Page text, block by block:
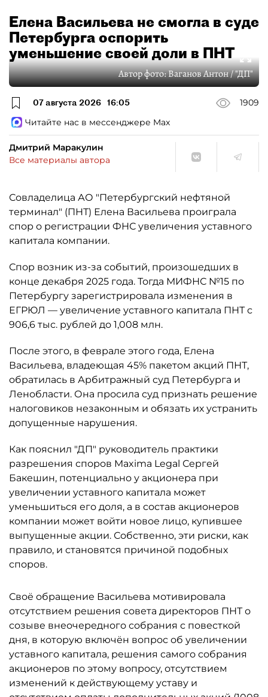
Елена Васильева не смогла в суде
Петербурга оспорить
уменьшение своей доли в ПНТ
Автор фото:Ваганов Антон / "ДП"
07 августа 2026 16:05
1909
Читайте нас в мессенджере Max
Дмитрий Маракулин
Все материалы автора
Совладелица АО "Петербургский нефтяной
терминал" (ПНТ) Елена Васильева проиграла
спор о регистрации ФНС увеличения уставного
капитала компании.
Спор возник из-за событий, произошедших в
конце декабря 2025 года. Тогда МИФНС №15 по
Петербургу зарегистрировала изменения в
ЕГРЮЛ — увеличение уставного капитала ПНТ с
906,6 тыс. рублей до 1,008 млн.
После этого, в феврале этого года, Елена
Васильева, владеющая 45% пакетом акций ПНТ,
обратилась в Арбитражный суд Петербурга и
Ленобласти. Она просила суд признать решение
налоговиков незаконным и обязать их устранить
допущенные нарушения.
Как пояснил "ДП" руководитель практики
разрешения споров Maxima Legal Сергей
Бакешин, потенциально у акционера при
увеличении уставного капитала может
уменьшиться его доля, а в состав акционеров
компании может войти новое лицо, купившее
выпущенные акции. Собственно, эти риски, как
правило, и становятся причиной подобных
споров.
Своё обращение Васильева мотивировала
отсутствием решения совета директоров ПНТ о
созыве внеочередного собрания с повесткой
дня, в которую включён вопрос об увеличении
уставного капитала, решения самого собрания
акционеров по этому вопросу, отсутствием
изменений к действующему уставу и